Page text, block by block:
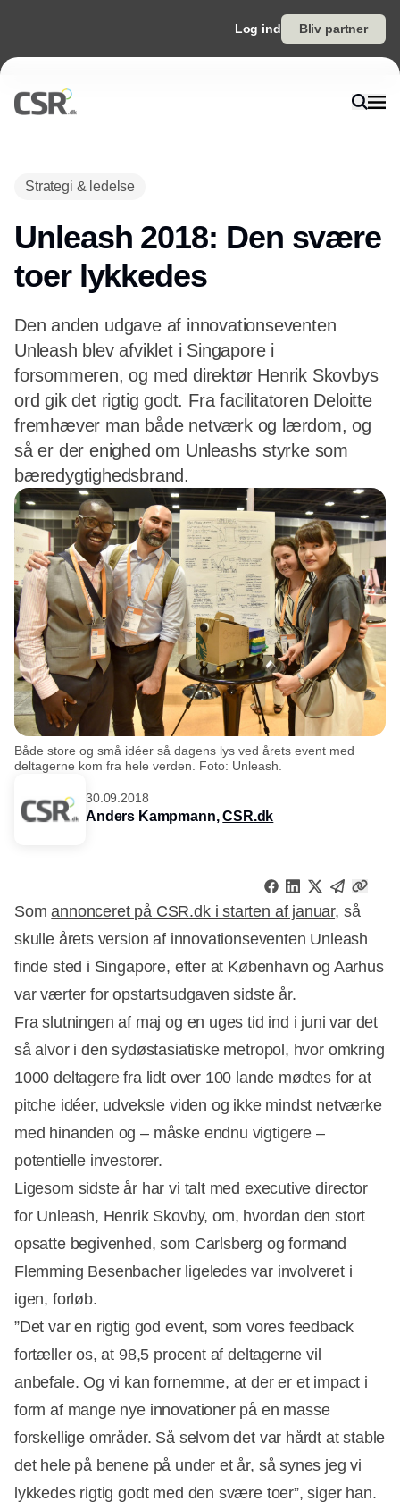
Log ind Bliv partner
Strategi & ledelse
Unleash 2018: Den svære
toer lykkedes
Den anden udgave af innovationseventen
Unleash blev afviklet i Singapore i
forsommeren, og med direktør Henrik Skovbys
ord gik det rigtig godt. Fra facilitatoren Deloitte
fremhæver man både netværk og lærdom, og
så er der enighed om Unleashs styrke som
bæredygtighedsbrand.
Både store og små idéer så dagens lys ved årets event med
deltagerne kom fra hele verden. Foto: Unleash.
30.09.2018
Anders Kampmann,CSR.dk
Somannonceret på CSR.dk i starten af januar, så
skulle årets version af innovationseventen Unleash
finde sted i Singapore, efter at København og Aarhus
var værter for opstartsudgaven sidste år.
Fra slutningen af maj og en uges tid ind i juni var det
så alvor i den sydøstasiatiske metropol, hvor omkring
1000 deltagere fra lidt over 100 lande mødtes for at
pitche idéer, udveksle viden og ikke mindst netværke
med hinanden og – måske endnu vigtigere –
potentielle investorer.
Ligesom sidste år har vi talt med executive director
for Unleash, Henrik Skovby, om, hvordan den stort
opsatte begivenhed, som Carlsberg og formand
Flemming Besenbacher ligeledes var involveret i
igen, forløb.
”Det var en rigtig god event, som vores feedback
fortæller os, at 98,5 procent af deltagerne vil
anbefale. Og vi kan fornemme, at der er et impact i
form af mange nye innovationer på en masse
forskellige områder. Så selvom det var hårdt at stable
det hele på benene på under et år, så synes jeg vi
lykkedes rigtig godt med den svære toer”, siger han.